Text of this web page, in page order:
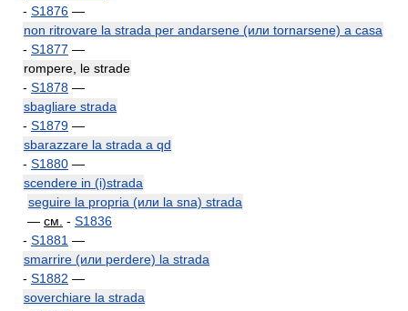
- S1876 —
non ritrovare la strada per andarsene (или tornarsene) a casa
- S1877 —
rompere, le strade
- S1878 —
sbagliare strada
- S1879 —
sbarazzare la strada a qd
- S1880 —
scendere in (i)strada
seguire la propria (или la sna) strada
— см. - S1836
- S1881 —
smarrire (или perdere) la strada
- S1882 —
soverchiare la strada